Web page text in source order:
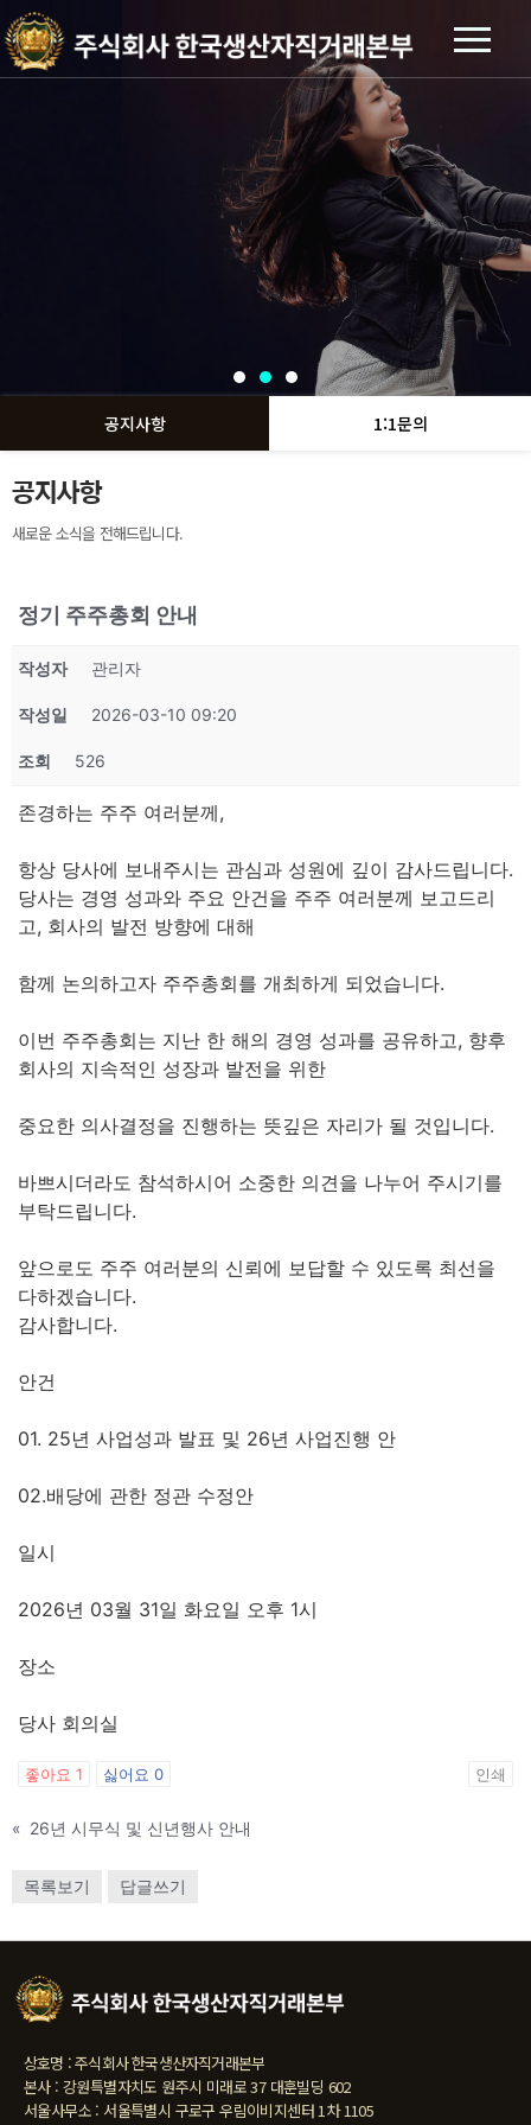
공지사항 1:1문의
공지사항
새로운 소식을 전해드립니다.
정기 주주총회 안내
작성자 관리자
작성일 2026-03-10 09:20
조회 526
존경하는 주주 여러분께,
항상 당사에 보내주시는 관심과 성원에 깊이 감사드립니다.
당사는 경영 성과와 주요 안건을 주주 여러분께 보고드리
고, 회사의 발전 방향에 대해
함께 논의하고자 주주총회를 개최하게 되었습니다.
이번 주주총회는 지난 한 해의 경영 성과를 공유하고, 향후
회사의 지속적인 성장과 발전을 위한
중요한 의사결정을 진행하는 뜻깊은 자리가 될 것입니다.
바쁘시더라도 참석하시어 소중한 의견을 나누어 주시기를
부탁드립니다.
앞으로도 주주 여러분의 신뢰에 보답할 수 있도록 최선을
다하겠습니다.
감사합니다.
안건
01. 25년 사업성과 발표 및 26년 사업진행 안
02.배당에 관한 정관 수정안
일시
2026년 03월 31일 화요일 오후 1시
장소
당사 회의실
좋아요 1 싫어요 0 인쇄
« 26년 시무식 및 신년행사 안내
목록보기 답글쓰기
상호명 : 주식회사 한국생산자직거래본부
본사 : 강원특별자치도 원주시 미래로 37 대훈빌딩 602
서울사무소 : 서울특별시 구로구 우림이비지센터 1차 1105